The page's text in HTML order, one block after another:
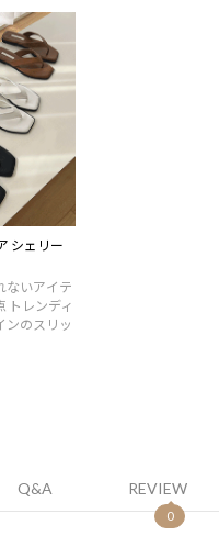
シェリー
ないアイテ
トレンディ
ンのスリッ
Q&A REVIEW
0